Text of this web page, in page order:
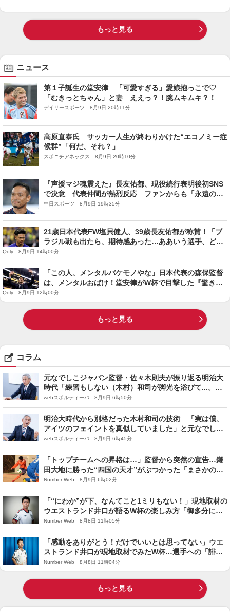
もっと見る
ニュース
第１子誕生の堂安律 「可愛すぎる」愛娘抱っこで♡
「むきっとちゃん」と妻 ええっ？！腕ムキムキ？！
デイリースポーツ 8月9日 20時11分
高原直泰氏 サッカー人生が終わりかけた“エコノミー症
候群”「何だ、それ？」
スポニチアネックス 8月9日 20時10分
『声援マジ魂震えた』長友佑都、現役続行表明後初SNS
で決意 代表仲間が熱烈反応 ファンからも「永遠のス
ーパーヒーロー」「生き様がカッコいい」
中日スポーツ 8月9日 19時35分
21歳日本代表FW塩貝健人、39歳長友佑都が称賛！「ブ
ラジル戦も出たら、期待感あった…ああいう選手、どん
どん出てきてほしい」
Qoly 8月9日 14時00分
「この人、メンタルバケモノやな」日本代表の森保監督
は、メンタルおばけ！堂安律がW杯で目撃した『驚きの
光景』
Qoly 8月9日 12時00分
もっと見る
コラム
元なでしこジャパン監督・佐々木則夫が振り返る明治大
時代「練習もしない（木村）和司が脚光を浴びて...。全
然面白くない４年間でした」
webスポルティーバ 8月9日 6時50分
明治大時代から別格だった木村和司の技術 「実は僕、
アイツのフェイントを真似していました」と元なでしこ
ジャパン監督・佐々木則夫
webスポルティーバ 8月9日 6時45分
「トップチームへの昇格は…」監督から突然の宣告…鎌
田大地に勝った“四国の天才”がぶつかった「まさかの
壁」とは？「言葉が耳に入ってこなくて」
Number Web 8月9日 6時02分
「“にわか”が下、なんてこと1ミリもない！」現地取材の
ウエストランド井口が語るW杯の楽しみ方「御多分に漏
れず『ベッカムヘア』に…」
Number Web 8月8日 11時05分
「感動をありがとう！だけでいいとは思ってない」ウエ
ストランド井口が現地取材でみたW杯…選手への「誹謗
中傷投稿」に一家言あり
Number Web 8月8日 11時04分
もっと見る